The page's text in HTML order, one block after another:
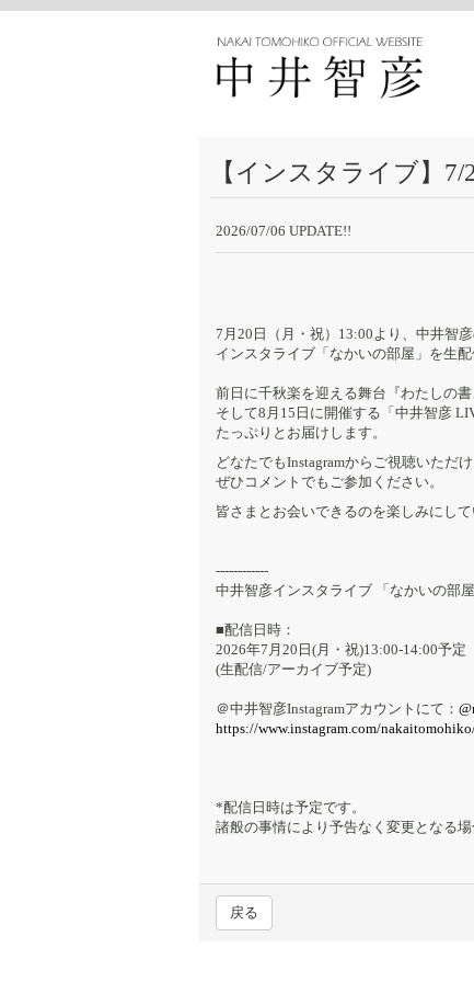
【インスタライブ】
2026/07/06 UPDATE!!
7月20日（月・祝）13:00より、中井智
インスタライブ「なかいの部屋」を生
前日に千秋楽を迎える舞台『わたしの書
そして8月15日に開催する「中井智彦
たっぷりとお届けします。
どなたでもInstagramからご視聴いただけ
ぜひコメントでもご参加ください。
皆さまとお会いできるのを楽しみにして
------------
中井智彦インスタライブ 「なかいの部屋
■配信日時：
2026年7月20日(月・祝)13:00-14:00予定
(生配信/アーカイブ予定)
＠中井智彦Instagramアカウントにて：
https://www.instagram.com/
*配信日時は予定です。
諸般の事情により予告なく変更となる
戻る